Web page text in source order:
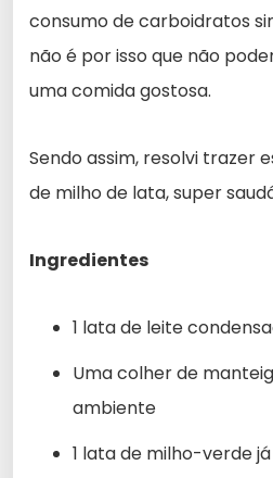
consumo de carboidratos
não é por isso que não
uma comida gostosa.
Sendo assim, resolvi trazer
de milho de lata, super
Ingredientes
1 lata de leite
Uma colher de
ambiente
1 lata de milho-verde